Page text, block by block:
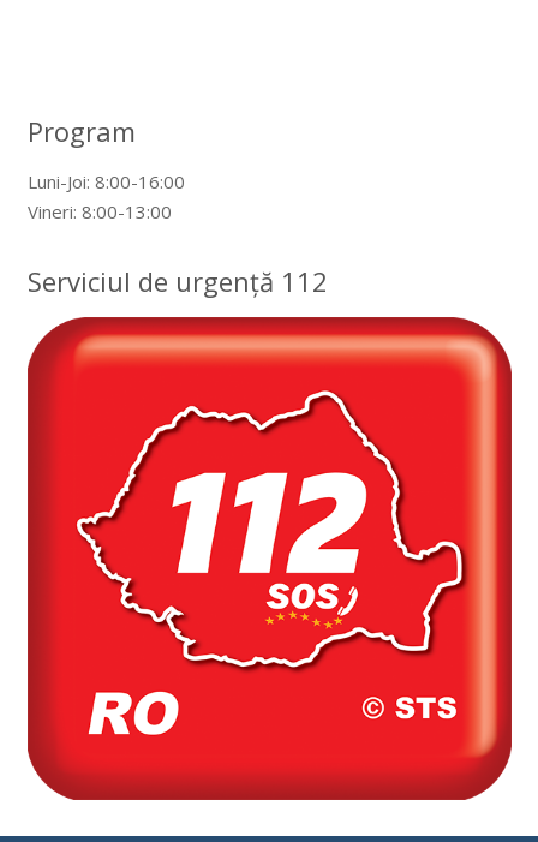
Program
Luni-Joi: 8:00-16:00
Vineri: 8:00-13:00
Serviciul de urgență 112